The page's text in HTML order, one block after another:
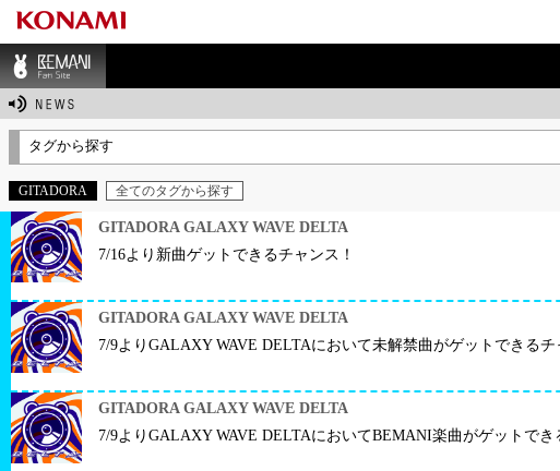
BEMANI Fan Sit
タグから探す
GITADORA 全てのタグから探す
GITADORA GALAXY WAVE DELTA
7/16より新曲ゲットできるチャンス！
GITADORA GALAXY WAVE DELTA
7/9よりGALAXY WAVE DELTAにおいて未解禁曲がゲットできるチ
GITADORA GALAXY WAVE DELTA
7/9よりGALAXY WAVE DELTAにおいてBEMANI楽曲がゲットでき